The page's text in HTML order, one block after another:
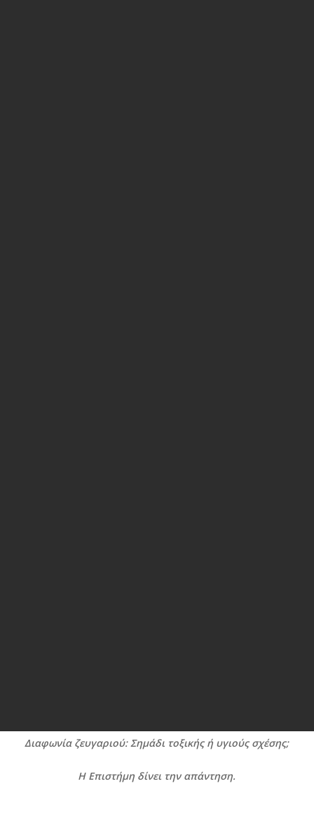
Διαφωνία ζευγαριού: Σημάδι τοξικής ή υγιούς σχέσης;
Η Επιστήμη δίνει την απάντηση.